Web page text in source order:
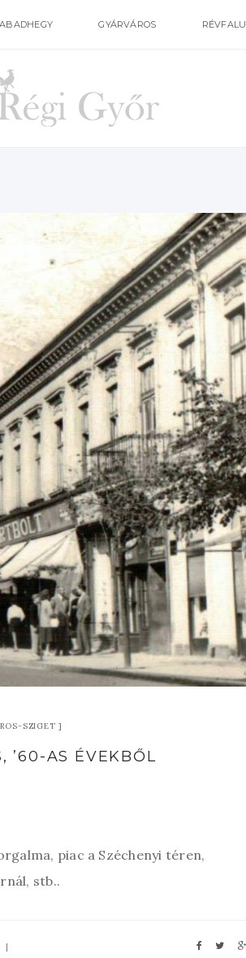
GYÁRVÁROS RÉVFALU
SZIGET
’60-AS ÉVEKBŐL
piac a Széchenyi téren,
stb..